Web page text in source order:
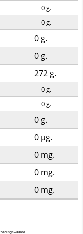
0g.
0g.
0 g.
0 g.
272 g.
0g.
0g.
0 g.
0 µg.
0 mg.
0 mg.
0 mg.